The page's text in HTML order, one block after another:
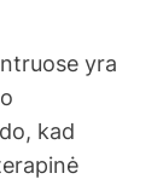
yra
kad